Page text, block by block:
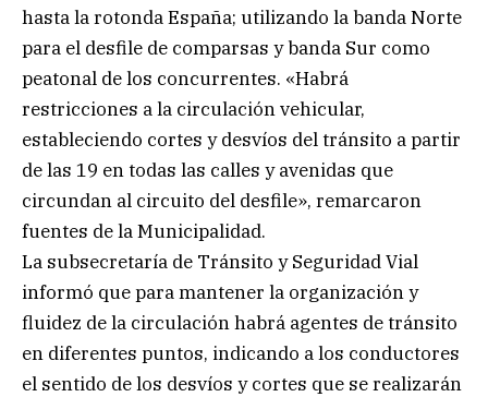
hasta la rotonda España; utilizando la banda Norte
para el desfile de comparsas y banda Sur como
peatonal de los concurrentes. «Habrá
restricciones a la circulación vehicular,
estableciendo cortes y desvíos del tránsito a partir
de las 19 en todas las calles y avenidas que
circundan al circuito del desfile», remarcaron
fuentes de la Municipalidad.
La subsecretaría de Tránsito y Seguridad Vial
informó que para mantener la organización y
fluidez de la circulación habrá agentes de tránsito
en diferentes puntos, indicando a los conductores
el sentido de los desvíos y cortes que se realizarán